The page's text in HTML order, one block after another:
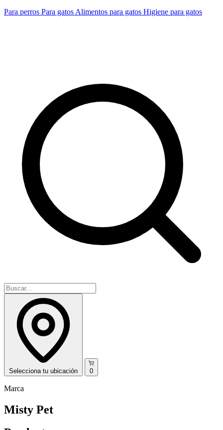
Para perros Para gatos Alimentos para gatos Higiene para gatos
Selecciona tu ubicación 0
Marca
Misty Pet